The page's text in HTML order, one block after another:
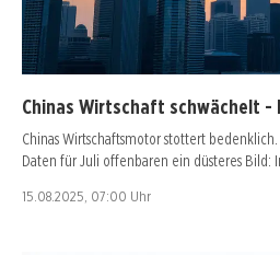
Chinas Wirtschaft schwächelt -
Chinas Wirtschaftsmotor stottert
Daten für Juli offenbaren ein düsteres Bild:
15.08.2025, 07:00 Uhr